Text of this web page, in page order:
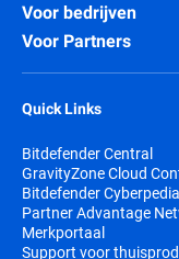
Voor bedrijven
Voor Partners
Quick Links
Bitdefender Central
GravityZone Cloud
Bitdefender Cyberpedia
Partner Advantage
Merkportaal
Support voor